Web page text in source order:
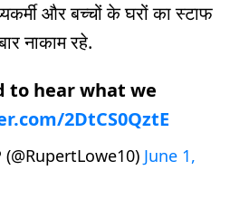
और बच्चों के घरों का स्टाफ
नाकाम रहे.
to hear what we
2DtCS0QztE
June 1,